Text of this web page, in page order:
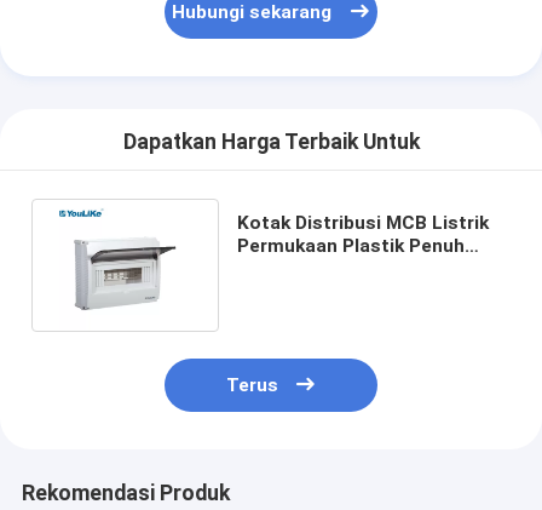
Hubungi sekarang
Dapatkan Harga Terbaik Untuk
Kotak Distribusi MCB Listrik
Permukaan Plastik Penuh
Terus
Rekomendasi Produk